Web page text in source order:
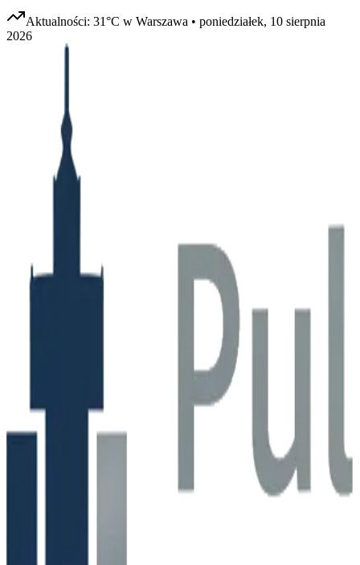
Aktualności: 31°C w Warszawa • poniedziałek, 10 sierpnia
2026